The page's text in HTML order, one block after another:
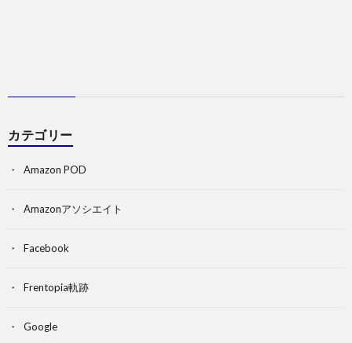
カテゴリー
Amazon POD
Amazonアソシエイト
Facebook
Frentopia軌跡
Google